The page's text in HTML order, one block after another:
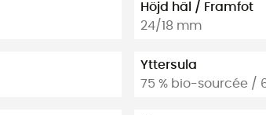
Höjd häl / Framfot
24/18 mm
Yttersula
75 % bio-sourcée /